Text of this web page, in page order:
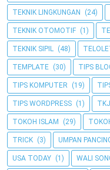
TEKNIK LINGKUNGAN (24)
TEKNIK OTOMOTIF (1)
TEKNIK SIPIL (48)
TEMPLATE (30) TIPS
TIPS KOMPUTER (19)
TIPS WORDPRESS (1) TKJ
TOKOH ISLAM (29)
TRICK (3) UMPAN
USA TODAY (1) WALI